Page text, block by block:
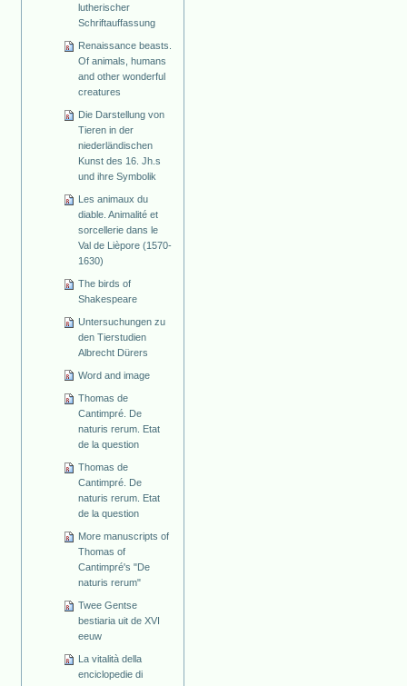
lutherischer
Schriftauffassung
Renaissance beasts.
Of animals, humans
and other wonderful
creatures
Die Darstellung von
Tieren in der
niederländischen
Kunst des 16. Jh.s
und ihre Symbolik
Les animaux du
diable. Animalité et
sorcellerie dans le
Val de Lièpore (1570-
1630)
The birds of
Shakespeare
Untersuchungen zu
den Tierstudien
Albrecht Dürers
Word and image
Thomas de
Cantimpré. De
naturis rerum. Etat
de la question
Thomas de
Cantimpré. De
naturis rerum. Etat
de la question
More manuscripts of
Thomas of
Cantimpré's "De
naturis rerum"
Twee Gentse
bestiaria uit de XVI
eeuw
La vitalità della
enciclopedie di